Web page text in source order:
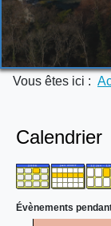
Vous êtes ici :
Calendrier
Évènements